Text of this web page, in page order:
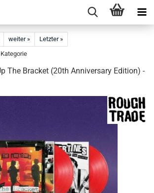
weiter »
Letzter »
The Bracket (20th Anniversary Edition) -